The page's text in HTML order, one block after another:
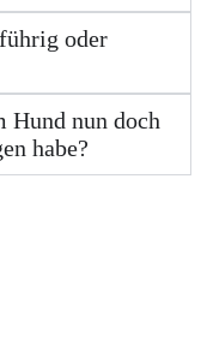
oder
Hund nun doch
habe?